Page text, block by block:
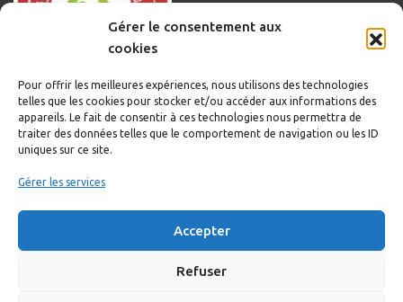
Gérer le consentement aux
cookies
Pour offrir les meilleures expériences, nous utilisons des technologies
telles que les cookies pour stocker et/ou accéder aux informations des
appareils. Le fait de consentir à ces technologies nous permettra de
traiter des données telles que le comportement de navigation ou les ID
uniques sur ce site.
Gérer les services
Accepter
Refuser
Informations légales
Politique de cookies